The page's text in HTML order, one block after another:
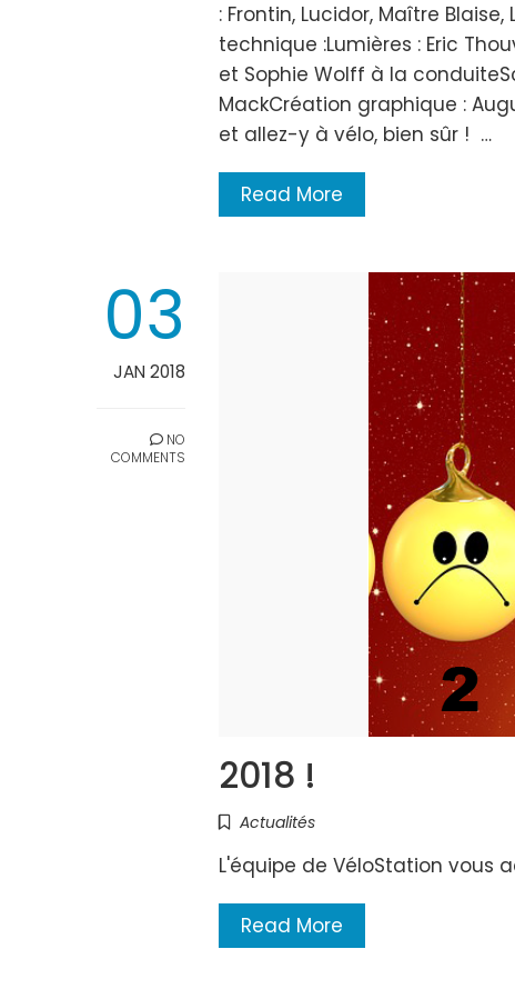
: Frontin, Lucidor, Maître
technique :Lumières : Eric
et Sophie Wolff à la
MackCréation graphique :
et allez-y à vélo, bien sûr ! …
Read More
03
JAN 2018
NO
COMMENTS
2018 !
Actualités
L'équipe de VéloStation
Read More